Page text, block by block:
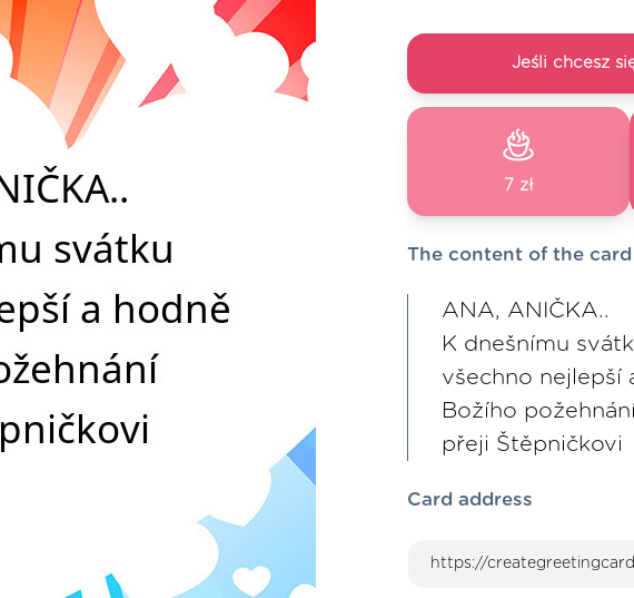
Jeśli chcesz
7 zł
The content of the card
ANA, ANIČKA..
K dnešnímu
všechno nejlepší
Božího
přeji Štěpničkovi
Card address